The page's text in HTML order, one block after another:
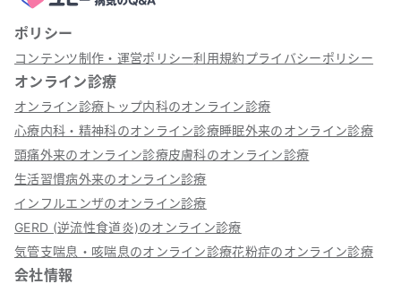
ポリシー
コンテンツ制作・運営ポリシー利用規約プライバシーポリシー
オンライン診療
オンライン診療トップ内科のオンライン診療
心療内科・精神科のオンライン診療睡眠外来のオンライン診療
頭痛外来のオンライン診療皮膚科のオンライン診療
生活習慣病外来のオンライン診療
インフルエンザのオンライン診療
GERD (逆流性食道炎)のオンライン診療
気管支喘息・咳喘息のオンライン診療花粉症のオンライン診療
会社情報